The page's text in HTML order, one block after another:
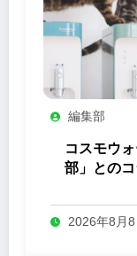
編集部
コスモウ
部」との
2026年8月8